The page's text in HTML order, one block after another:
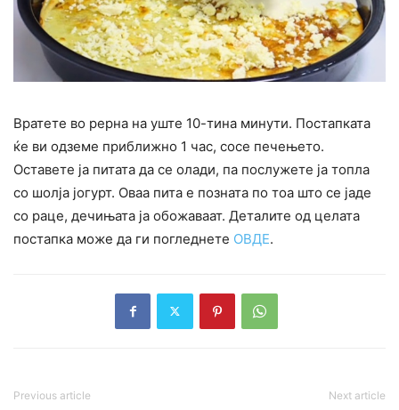
Вратете во рерна на уште 10-тина минути. Постапката
ќе ви одземе приближно 1 час, сосе печењето.
Оставете ја питата да се олади, па послужете ја топла
со шолја јогурт. Оваа пита е позната по тоа што се јаде
со раце, дечињата ја обожаваат. Деталите од целата
постапка може да ги погледнете ОВДЕ.
Previous article Next article